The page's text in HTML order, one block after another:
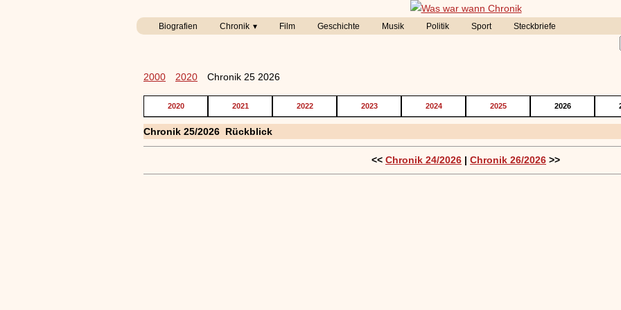
Biografien Chronik Film Geschichte Musik Politik Sport Steckbriefe
2000 2020 Chronik 25 2026
2020 2021 2022 2023 2024 2025 2026
Chronik 25/2026 Rückblick
<< Chronik 24/2026 | Chronik 26/2026 >>